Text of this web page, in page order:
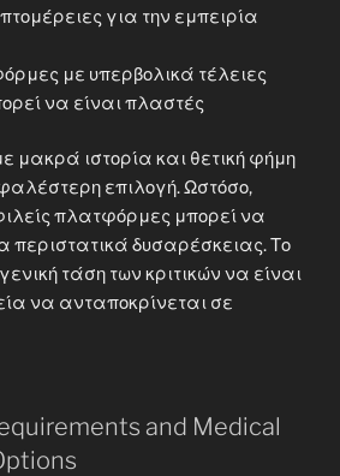
για την εμπειρία
με υπερβολικά τέλειες
να είναι πλαστές
ιστορία και θετική φήμη
επιλογή. Ωστόσο,
πλατφόρμες μπορεί να
περιστατικά δυσαρέσκειας. Το
τάση των κριτικών να είναι
να ανταποκρίνεται σε
and Medical